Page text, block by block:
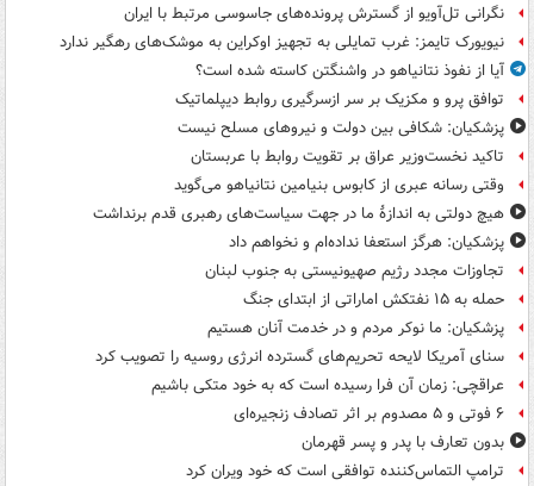
نگرانی تل‌آویو از گسترش پرونده‌های جاسوسی مرتبط با ایران
نیویورک تایمز: غرب تمایلی به تجهیز اوکراین به موشک‌های رهگیر ندارد
آیا از نفوذ نتانیاهو در واشنگتن کاسته شده است؟
توافق پرو و مکزیک بر سر ازسرگیری روابط دیپلماتیک
پزشکیان: شکافی بین دولت و نیروهای مسلح نیست
تاکید نخست‌وزیر عراق بر تقویت روابط با عربستان
وقتی رسانه عبری از کابوس بنیامین نتانیاهو می‌گوید
هیچ دولتی به اندازۀ ما در جهت سیاست‌های رهبری قدم برنداشت
پزشکیان: هرگز استعفا نداده‌ام و نخواهم داد
تجاوزات مجدد رژیم صهیونیستی به جنوب لبنان
حمله به ۱۵ نفتکش‌ اماراتی از ابتدای جنگ
پزشکیان: ما نوکر مردم و در خدمت آنان هستیم
سنای آمریکا لایحه تحریم‌های گسترده انرژی روسیه را تصویب کرد
عراقچی: زمان آن فرا رسیده است که به خود متکی باشیم
۶ فوتی و ۵ مصدوم بر اثر تصادف زنجیره‌ای
بدون تعارف با پدر و پسر قهرمان
ترامپ التماس‌کننده توافقی است که خود ویران کرد